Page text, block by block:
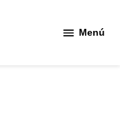
Menú